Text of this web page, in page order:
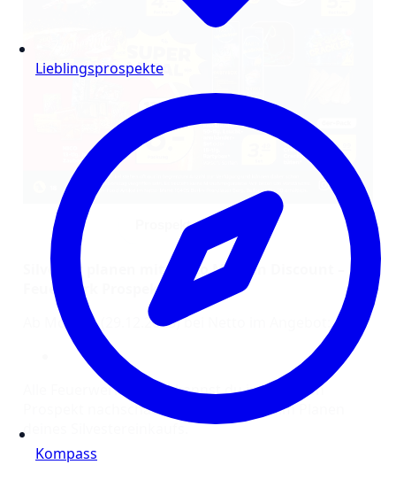
Prospekt anschauen
Silvester planen mit Netto Marken Discount –
Feuerwerk Prospekt 2025/2026
Ab Montag (29.12.2025) bei Netto im Angebot:
Alle Feuerwerksartikel kannst du im digitalen
Prospekt nachschauen. Viel Freude beim Planen
deines Silvestereinkaufs.
Lieblingsprospekte
Kompass